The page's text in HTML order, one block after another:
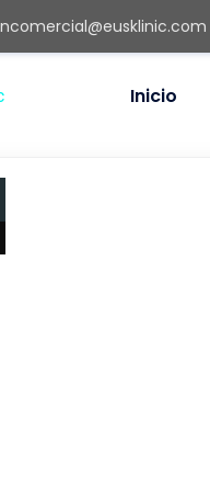
Inicio